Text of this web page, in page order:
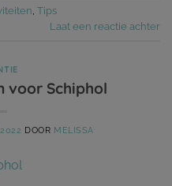
Tips
Laat een reactie achter
voor Schiphol
DOOR MELISSA